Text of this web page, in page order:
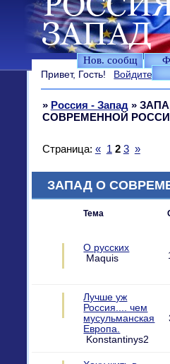
Нов. сообщ
Привет, Гость! Войдите
» Россия - Запад »
СОВРЕМЕННОЙ
ЗАПАД О
Страница: « 1 2 3 »
Тема
О русских
Maquis
Лучше уж
Россия.... чем
мусульманская
Европа.
Konstantinys2